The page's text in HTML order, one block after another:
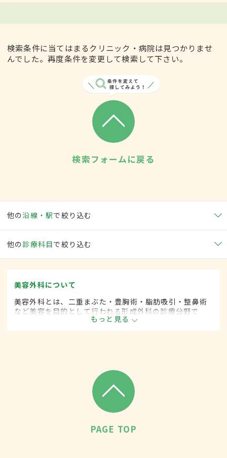
検索条件に当てはまるクリニック・病院は見つかりませ
んでした。再度条件を変更して検索して下さい。
検索フォームに戻る
他の沿線・駅で絞り込む
他の 診療科目で絞り込む
美容外科について
美容外科とは、二重まぶた・豊胸術・脂肪吸引・整鼻術
など美容を目的として行われる形成外科の診療分野で
もっと見る
PAGE TOP